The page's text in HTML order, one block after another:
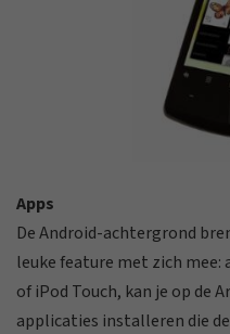
Apps
De Android-achtergrond
leuke feature met zich mee:
of iPod Touch, kan je op de
applicaties installeren die